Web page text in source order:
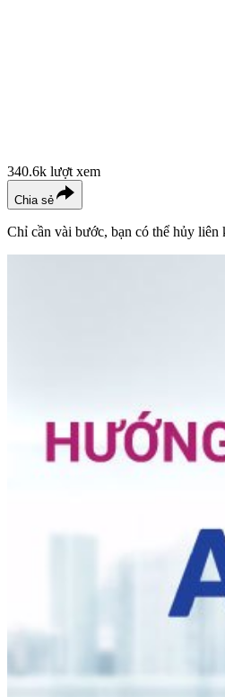
340.6k lượt xem
Chia sẻ
Chỉ cần vài bước, bạn có thể hủy